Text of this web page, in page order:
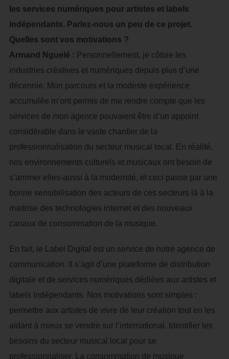
les services numériques pour artistes et labels
indépendants. Parlez-nous un peu de ce projet.
Quelles sont vos motivations ?
Armand Nguelé : Personnellement, je côtoie les
industries créatives et numériques depuis plus d’une
décennie. Mon parcours et la modeste expérience
accumulée m’ont permis de me rendre compte que les
services de mon agence pouvaient être d’un appoint
considérable dans le vaste chantier de la
professionnalisation du secteur musical local. En réalité,
nos environnements culturels et musicaux ont besoin de
s’arrimer elles-aussi à la modernité, et ceci passe par une
bonne sensibilisation des acteurs de ces secteurs là à la
maitrise des technologies internet et des nouveaux
canaux de consommation de la musique.
En fait, le Label Digital est un service de notre agence de
communication. Il s’agit d’une plateforme de distribution
digitale et de services numériques dédiées aux artistes et
labels indépendants. Nos motivations sont simples :
permettre aux artistes de vivre de leur création tout en les
aidant à mieux se vendre sur l’international. Identifier les
besoins du secteur musical local pour se
professionnaliser. La consommation de musique